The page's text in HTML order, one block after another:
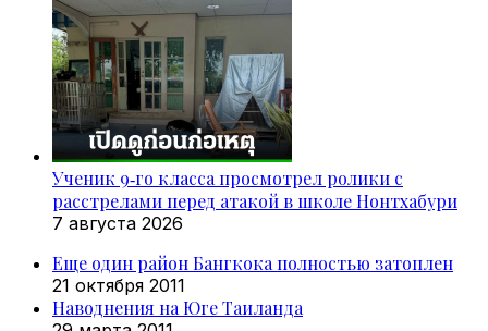
Ученик 9‑го класса просмотрел ролики с
расстрелами перед атакой в школе Нонтхабури
7 августа 2026
Еще один район Бангкока полностью затоплен
21 октября 2011
Наводнения на Юге Таиланда